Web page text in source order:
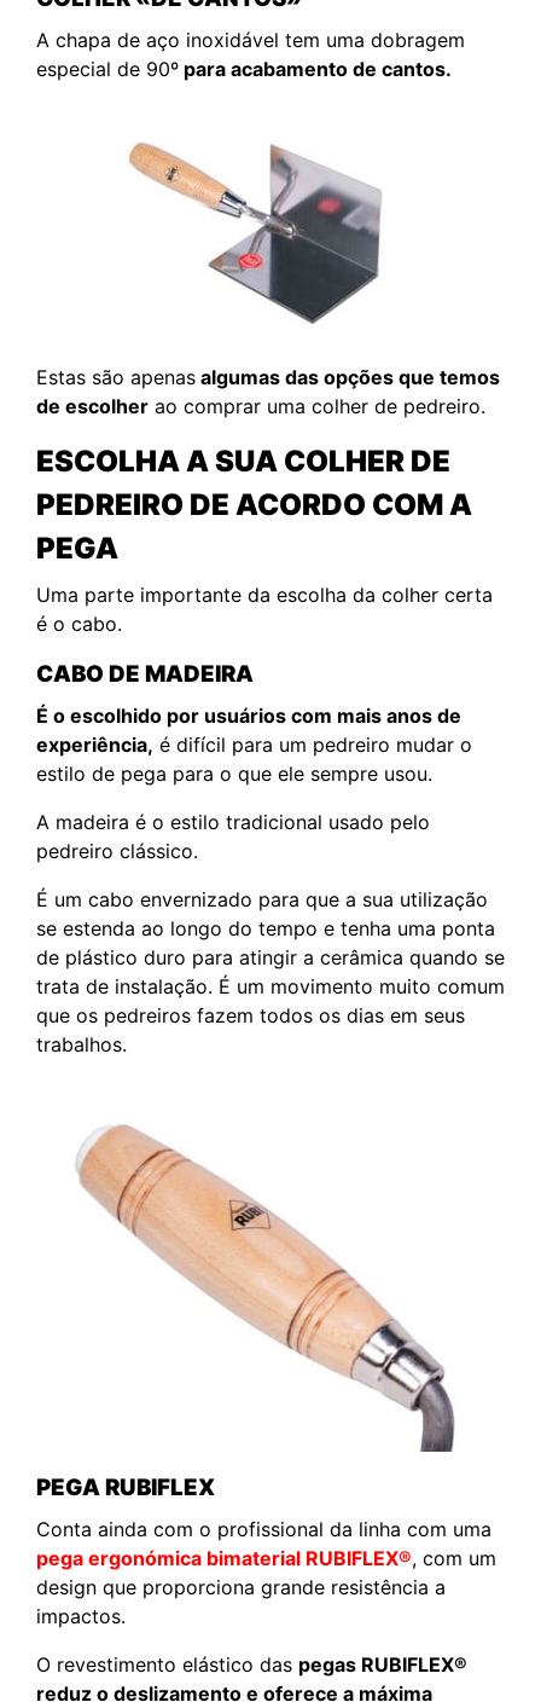
A chapa de aço inoxidável tem uma dobragem
especial de 90º para acabamento de cantos.
Estas são apenas algumas das opções que temos
de escolher ao comprar uma colher de pedreiro.
ESCOLHA A SUA COLHER DE
PEDREIRO DE ACORDO COM A
PEGA
Uma parte importante da escolha da colher certa
é o cabo.
CABO DE MADEIRA
É o escolhido por usuários com mais anos de
experiência, é difícil para um pedreiro mudar o
estilo de pega para o que ele sempre usou.
A madeira é o estilo tradicional usado pelo
pedreiro clássico.
É um cabo envernizado para que a sua utilização
se estenda ao longo do tempo e tenha uma ponta
de plástico duro para atingir a cerâmica quando se
trata de instalação. É um movimento muito comum
que os pedreiros fazem todos os dias em seus
trabalhos.
PEGA RUBIFLEX
Conta ainda com o profissional da linha com uma
pega ergonómica bimaterial RUBIFLEX®, com um
design que proporciona grande resistência a
impactos.
O revestimento elástico das pegas RUBIFLEX®
reduz o deslizamento e oferece a máxima